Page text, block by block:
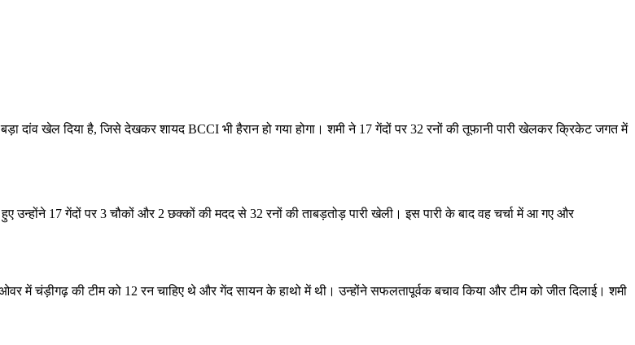
दांव खेल दिया है, जिसे देखकर शायद BCCI भी हैरान हो गया होगा। शमी ने 17 गेंदों पर 32 रनों की तूफानी पारी खेलकर क्रिकेट जगत में
17 गेंदों पर 3 चौकों और 2 छक्कों की मदद से 32 रनों की ताबड़तोड़ पारी खेली। इस पारी के बाद वह चर्चा में आ गए और
चंड़ीगढ़ की टीम को 12 रन चाहिए थे और गेंद सायन के हाथो में थी। उन्होंने सफलतापूर्वक बचाव किया और टीम को जीत दिलाई। शमी